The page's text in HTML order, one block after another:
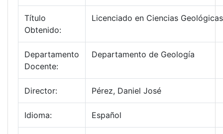
Título
Obtenido:
Licenciado en Ciencias Geológicas
Departamento
Docente:
Departamento de Geología
Director: Pérez, Daniel José
Idioma: Español